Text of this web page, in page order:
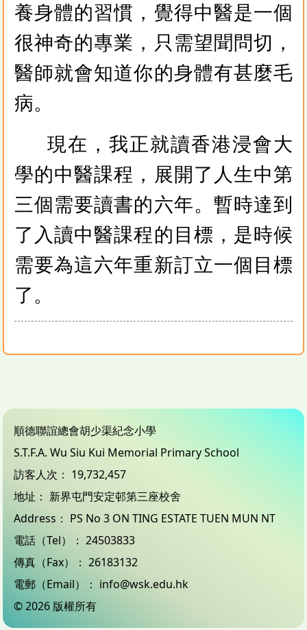
養身體的習慣，覺得中醫是一個
很神奇的專業，只需望聞問切，
醫師就會知道你的身體有甚麼毛
病。
現在，我正就讀香港浸會大
學的中醫課程，展開了人生中第
三個需要讀書的六年。暫時達到
了入讀中醫課程的目標，是時候
需要為這六年重新訂立一個目標
了。
順德聯誼總會胡少渠紀念小學
S.T.F.A. Wu Siu Kui Memorial Primary School
訪客人次： 19,732,457
地址： 新界屯門安定邨第三座校舍
Address： PS No 3 ON TING ESTATE TUEN MUN NT
電話（Tel）： 24503833
傳真（Fax）： 26183132
電郵（Email）： info@wsk.edu.hk
© 2026 版權所有